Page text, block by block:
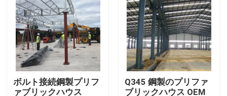
家へ
製品
ボルト接続鋼製プリフ
ァブリックハウス
Q345 鋼製のプリファ
ブリックハウス OEM